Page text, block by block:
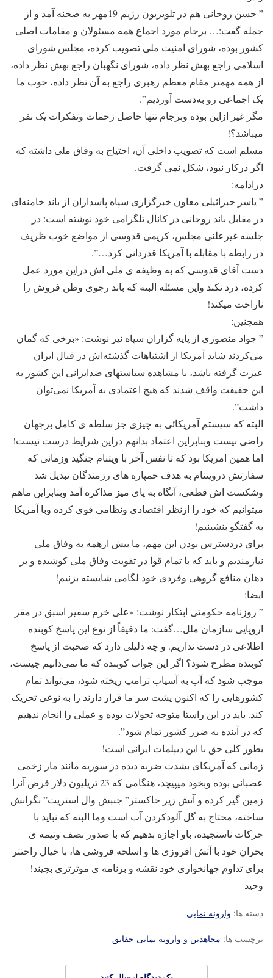
” حسن روحانی هم در تلویزیون رژیم-19مهر به صحنه آمد و از
جمله گفت:… برجام مورد اجماع همه مسئولان و مقامات اصلی
کشور بوده، شورای امنیت ملی تصویب کرده، مجلس شورای
اسلامی راجع بهش نظر داده، شورای نگهبان راجع بهش نظر داده،
از همه مهمتر مقام معظم رهبری راجع به آن نظر داده، خوب ما
یک اجماعی رو به‌دست آوردیم”.
مگر غیر ازاین بوده وبرجام تنها حاصل زحمات وتفکرات یک نفر
میباشد؟!
مسلم است که تصویب داخلی آن، احتیاج به وفاق ملی داشته که
اگر درکار نبود، شکل نمی گرفت.
درادامه:
” یاسر جبرائیلی معاون خبرگزاری سپاه پاسداران از باند خامنه‌ای
در مقابل باند روحانی در کانال تلگرامی خود نوشته است: در
جلسه غیرعلنی مجلس، کریمی قدوسی از مواضع خوب ظریف
در رابطه با مقابله با آمریکا قدردانی کرد…”.
دست آقای قدوسی که به وظیفه ی ملی اش دراین مورد عمل
کرده، درد نکند واین مسئله البته که باند رجوی وطن فروش را
ناراحت میکند!
همچنین:
” جواد منصوری از پایه گزاران سپاه نیز نوشت: «برخی که گمان
می‌کردند شاید آمریکا از اشتباهات گذشته‌اش در قبال ایران
عبرت گرفته باشد، با مشاهده سیاستهای ضدایرانی این کشور به
این حقیقت واقف شدند که هیچ اعتمادی به آمریکا نمی‌توان
داشت”.
البته که سیستم آمریکائی به چیزی جز سلطه ی کامل برجهان
راضی نیست وبنابراین اعتماد بدانهم دراین شرایط درست نیست!
اما همین امریکا بود که تا نفس آخر با ویتنام جنگید وزمانی که
سفارتش درویتنام به هدف خمپاره های رزمندگان تبدیل شد
وشکست اش قطعی، آنگاه به پای میز مذاکره آمد وبنابراین ماهم
میتوانیم که خود را ازنظر اقتصادی ونظامی قوی کرده وبا آمریکا
به گفتگو بنشینیم!
برای دردسترس بودن این مهم، ما بیش ازهمه به وفاق ملی
نیازمندیم و باید که با تمام قوا در تقویت وفاق ملی کوشیده و بر
دهان منافع گروهی وفردی خود لگامی شایسته بزنیم!
ایضا:
” روزنامه حکومتی ابتکار نوشت: «علی خرم سفیر اسبق در مقر
اروپایی سازمان ملل…گفت: ما دقیقاً از نوع این پاسخ کوبنده
اطلاعی در دست نداریم. و چه دلیلی دارد که صحبت از پاسخ
کوبنده مطرح شود؟ اگر این جواب کوبنده که ما نمی‌دانیم چیست،
موجب شود که آب به آسیاب ترامپ ریخته شود، می‌تواند تمام
کشورهایی را که اکنون پشت سر ما قرار دارند را به نوعی تحریک
کند. باید در این راستا متوجه تحولات بوده و عملی را انجام ندهیم
که در آینده به ضرر کشور تمام شود”.
بطور کلی حق با این دیپلمات ایرانی است!
زمانی که آمریکای بشدت ضربه دیده در سوریه مانند مار زخمی
عصبانی بوده وبخود میپیچد، هنگامی که 23 تریلیون دلار قرض آنرا
زمین گیر کرده و آتش زیر خاکستر” جنبش وال استریت” نگرانش
ساخته، محتاج به گل آلودکردن آب است وما البته که نباید با
حرکات ناسنجیده، باو اجازه بدهیم که با صدور نصف ونیمه ی
بحران خود با آتش افروزی ها و اسلحه فروشی ها، با خیال راحتتر
برای تداوم جهانخواری خود نقشه و برنامه ی موثرتری بچیند!
وحید
دسته ها: وارونه نمایی
برچسب ها: مجاهدین و وارونه نمایی حقایق